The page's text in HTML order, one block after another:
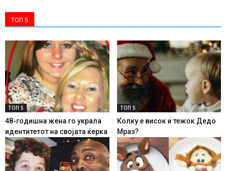
ТОП 5
ТОП 5
48-годишна жена го украла
идентитетот на својата ќерка
ТОП 5
Колку е висок и тежок Дедо
Мраз?